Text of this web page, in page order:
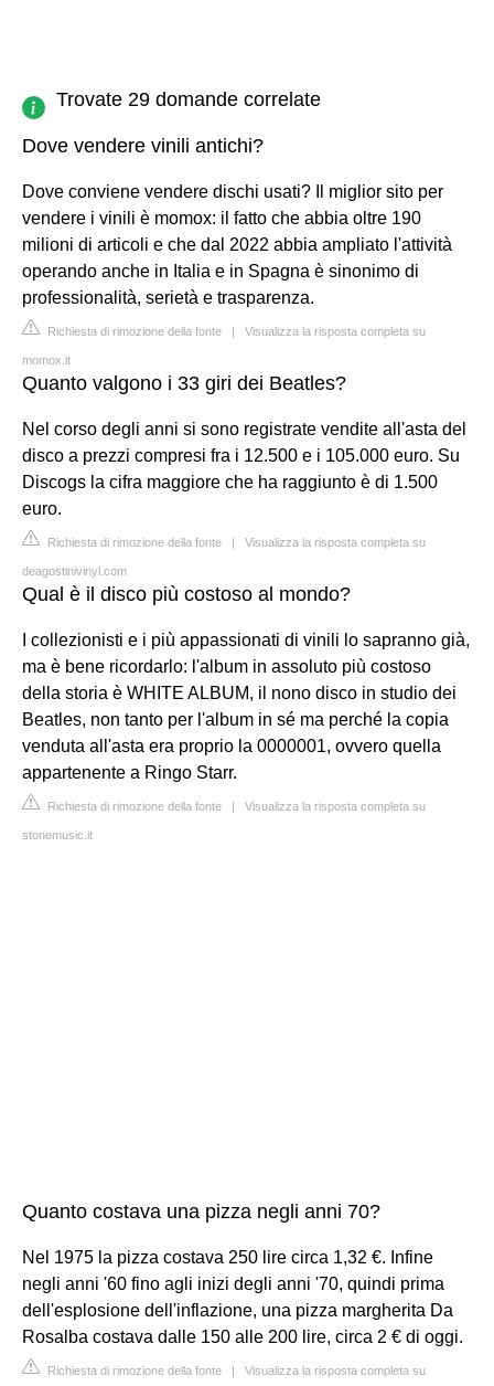
Trovate 29 domande correlate
Dove vendere vinili antichi?
Dove conviene vendere dischi usati? Il miglior sito per
vendere i vinili è momox: il fatto che abbia oltre 190
milioni di articoli e che dal 2022 abbia ampliato l'attività
operando anche in Italia e in Spagna è sinonimo di
professionalità, serietà e trasparenza.
Richiesta di rimozione della fonte | Visualizza la risposta completa su
momox.it
Quanto valgono i 33 giri dei Beatles?
Nel corso degli anni si sono registrate vendite all'asta del
disco a prezzi compresi fra i 12.500 e i 105.000 euro. Su
Discogs la cifra maggiore che ha raggiunto è di 1.500
euro.
Richiesta di rimozione della fonte | Visualizza la risposta completa su
deagostinivinyl.com
Qual è il disco più costoso al mondo?
I collezionisti e i più appassionati di vinili lo sapranno già,
ma è bene ricordarlo: l'album in assoluto più costoso
della storia è WHITE ALBUM, il nono disco in studio dei
Beatles, non tanto per l'album in sé ma perché la copia
venduta all'asta era proprio la 0000001, ovvero quella
appartenente a Ringo Starr.
Richiesta di rimozione della fonte | Visualizza la risposta completa su
stonemusic.it
Quanto costava una pizza negli anni 70?
Nel 1975 la pizza costava 250 lire circa 1,32 €. Infine
negli anni '60 fino agli inizi degli anni '70, quindi prima
dell'esplosione dell'inflazione, una pizza margherita Da
Rosalba costava dalle 150 alle 200 lire, circa 2 € di oggi.
Richiesta di rimozione della fonte | Visualizza la risposta completa su